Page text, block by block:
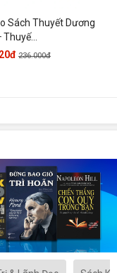
Sách Thuyết Dương
236.000đ